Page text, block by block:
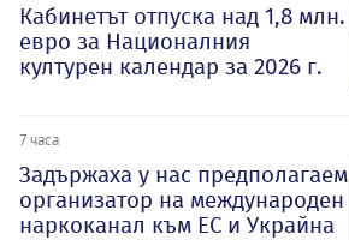
Кабинетът отпуска над 1,8 млн.
евро за Националния
културен календар за 2026 г.
7 часа
Задържаха у нас предполагаем
организатор на международен
наркоканал към ЕС и Украйна